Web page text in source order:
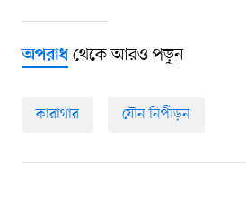
অপরাধথেকে আরও পড়ুন
কারাগার যৌন নিপীড়ন